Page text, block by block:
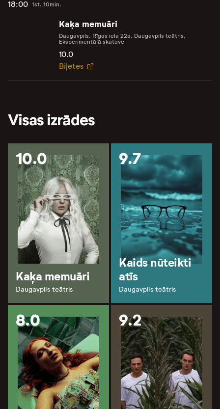
18:00 1st. 10min.
Kaķa memuāri
Daugavpils, Rīgas iela 22a, Daugavpils teātris,
Eksperimentālā skatuve
10.0
Biļetes
Visas izrādes
10.0
Kaķa memuāri
Daugavpils teātris
9.7
Kaids nūteikti
atīs
Daugavpils teātris
8.0 9.2